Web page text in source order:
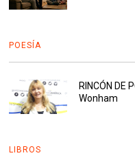
POESÍA
RINCÓN DE
Wonham
LIBROS